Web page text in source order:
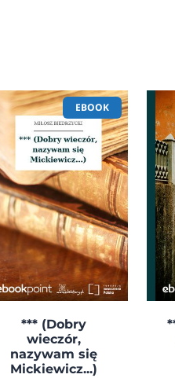
EBOOK
*** (Dobry
wieczór,
nazywam się
Mickiewicz...)